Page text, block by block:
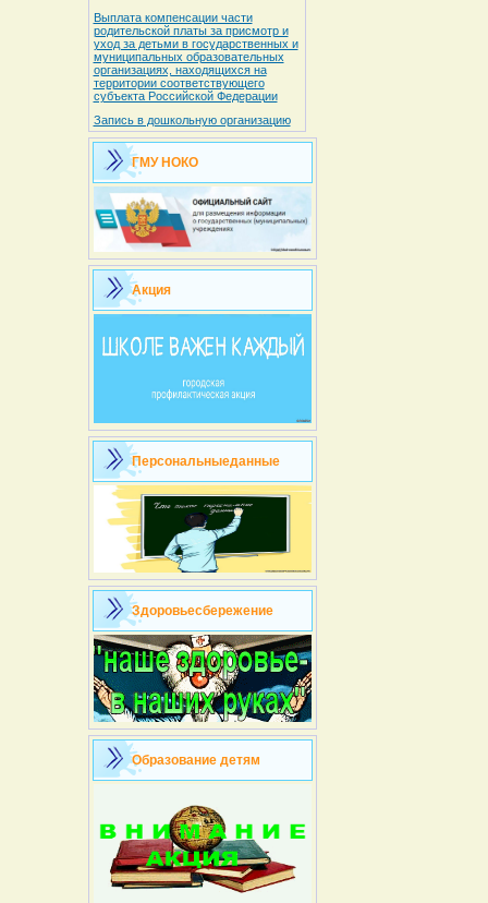
Выплата компенсации части
родительской платы за присмотр и
уход за детьми в государственных и
муниципальных образовательных
организациях, находящихся на
территории соответствующего
субъекта Российской Федерации
Запись в дошкольную организацию
ГМУ НОКО
Акция
Персональныеданные
Здоровьесбережение
Образование детям